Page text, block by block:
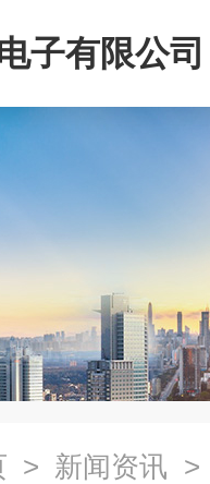
子有限公司
> 新闻资讯 >